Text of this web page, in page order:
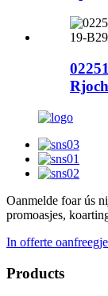
Oanmelde foar ús
promoasjes,
In offerte oanfreegje
Products